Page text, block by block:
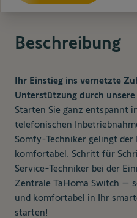
Beschreibung
Ihr Einstieg ins vernetzte
Unterstützung durch unsere
Starten Sie ganz entspannt
telefonischen
Somfy-Techniker gelingt
komfortabel. Schritt für
Service-Techniker bei der
Zentrale TaHoma Switch –
und komfortabel in Ihr
starten!